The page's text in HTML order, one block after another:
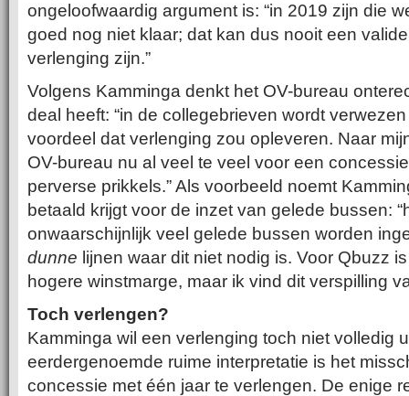
ongeloofwaardig argument is: “in 2019 zijn die
goed nog niet klaar; dat kan dus nooit een
verlenging zijn.”
Volgens Kamminga denkt het OV-bureau
deal heeft: “in de collegebrieven wordt
voordeel dat verlenging zou opleveren. Naar
OV-bureau nu al veel te veel voor een
perverse prikkels.” Als voorbeeld noemt
betaald krijgt voor de inzet van gelede bussen:
onwaarschijnlijk veel gelede bussen worden
dunne lijnen waar dit niet nodig is. Voor Qbuzz
hogere winstmarge, maar ik vind dit verspilling
Toch verlengen?
Kamminga wil een verlenging toch niet volledig
eerdergenoemde ruime interpretatie is het
concessie met één jaar te verlengen. De enige